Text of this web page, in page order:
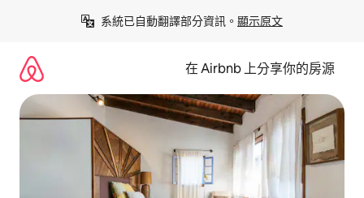
系統已自動翻譯部分資訊。 顯示原文
在 Airbnb 上分享你的房源